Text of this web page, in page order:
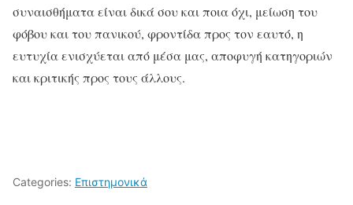
συναισθήματα είναι δικά σου και ποια όχι, μείωση του
φόβου και του πανικού, φροντίδα προς τον εαυτό, η
ευτυχία ενισχύεται από μέσα μας, αποφυγή κατηγοριών
και κριτικής προς τους άλλους.
Categories: Επιστημονικά